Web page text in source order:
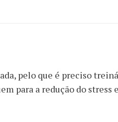
pelo que é preciso
para a redução do stress